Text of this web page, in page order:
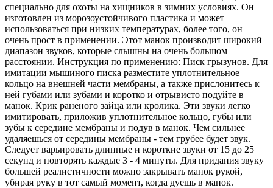
специально для охоты на хищников в зимних условиях. Он
изготовлен из морозоустойчивого пластика и может
использоваться при низких температурах, более того, он
очень прост в применении. Этот манок производит широкий
диапазон звуков, которые слышны на очень большом
расстоянии. Инструкция по применению: Писк грызунов. Для
имитации мышиного писка разместите уплотнительное
кольцо на внешней части мембраны, а также прислонитесь к
ней губами или зубами и коротко и отрывисто подуйте в
манок. Крик раненого зайца или кролика. Эти звуки легко
имитировать, приложив уплотнительное кольцо, губы или
зубы к середине мембраны и подув в манок. Чем сильнее
удаляешься от середины мембраны - тем грубее будет звук.
Следует варьировать длинные и короткие звуки от 15 до 25
секунд и повторять каждые 3 - 4 минуты. Для придания звуку
большей реалистичности можно закрывать манок рукой,
убирая руку в тот самый момент, когда дуешь в манок.